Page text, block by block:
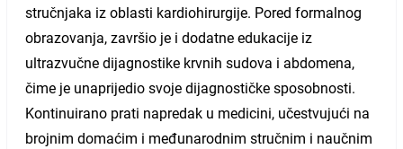
stručnjaka iz oblasti kardiohirurgije. Pored formalnog
obrazovanja, završio je i dodatne edukacije iz
ultrazvučne dijagnostike krvnih sudova i abdomena,
čime je unaprijedio svoje dijagnostičke sposobnosti.
Kontinuirano prati napredak u medicini, učestvujući na
brojnim domaćim i međunarodnim stručnim i naučnim